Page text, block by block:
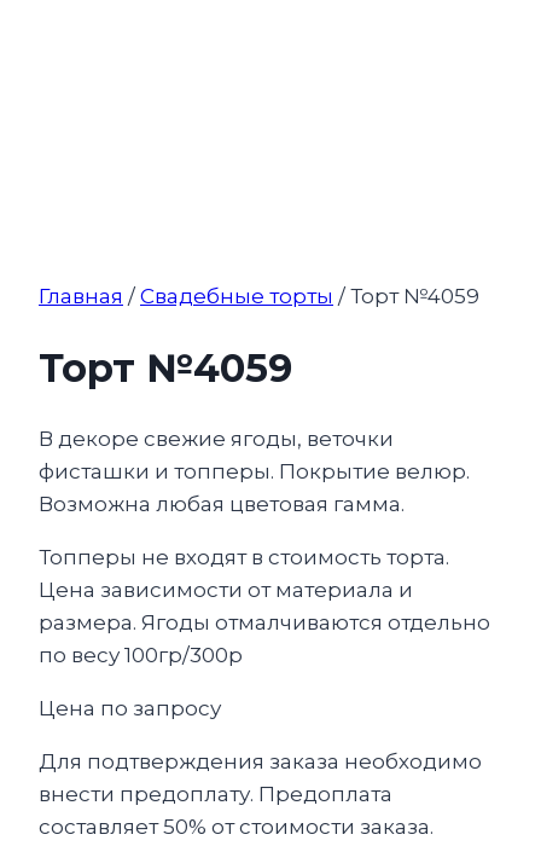
Главная / Свадебные торты / Торт №4059
Торт №4059
В декоре свежие ягоды, веточки
фисташки и топперы. Покрытие велюр.
Возможна любая цветовая гамма.
Топперы не входят в стоимость торта.
Цена зависимости от материала и
размера. Ягоды отмалчиваются отдельно
по весу 100гр/300р
Цена по запросу
Для подтверждения заказа необходимо
внести предоплату. Предоплата
составляет 50% от стоимости заказа.